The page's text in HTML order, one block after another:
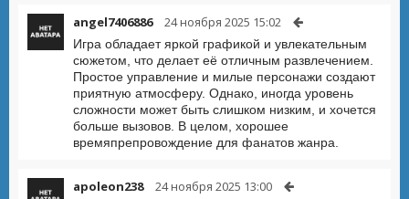
angel7406886 24 ноября 2025 15:02
Игра обладает яркой графикой и увлекательным
сюжетом, что делает её отличным развлечением.
Простое управление и милые персонажи создают
приятную атмосферу. Однако, иногда уровень
сложности может быть слишком низким, и хочется
больше вызовов. В целом, хорошее
времяпрепровождение для фанатов жанра.
apoleon238 24 ноября 2025 13:00